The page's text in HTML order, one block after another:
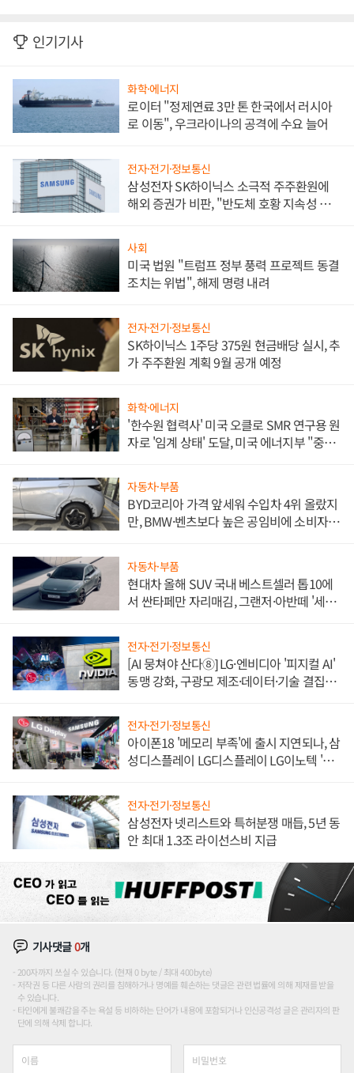
인기기사
화학·에너지
로이터 "정제연료 3만 톤 한국에서 러시아
로 이동", 우크라이나의 공격에 수요 늘어
전자·전기·정보통신
삼성전자 SK하이닉스 소극적 주주환원에
해외 증권가 비판, "반도체 호황 지속성 의
사회
미국 법원 "트럼프 정부 풍력 프로젝트 동결
조치는 위법", 해제 명령 내려
전자·전기·정보통신
SK하이닉스 1주당 375원 현금배당 실시, 추
가 주주환원 계획 9월 공개 예정
화학·에너지
'한수원 협력사' 미국 오클로 SMR 연구용 원
자로 '임계 상태' 도달, 미국 에너지부 "중요
자동차·부품
BYD코리아 가격 앞세워 수입차 4위 올랐지
만, BMW·벤츠보다 높은 공임비에 소비자
자동차·부품
현대차 올해 SUV 국내 베스트셀러 톱10에
서 싼타페만 자리매김, 그랜저·아반떼 '세단
전자·전기·정보통신
[AI 뭉쳐야 산다⑧] LG·엔비디아 '피지컬 AI'
동맹 강화, 구광모 제조·데이터·기술 결집
전자·전기·정보통신
아이폰18 '메모리 부족'에 출시 지연되나, 삼
성디스플레이 LG디스플레이 LG이노텍 '탈
전자·전기·정보통신
삼성전자 넷리스트와 특허분쟁 매듭, 5년 동
안 최대 1.3조 라이선스비 지급
기사댓글0개
200자까지 쓰실 수 있습니다. (현재 0 byte / 최대 400byte)
저작권 등 다른 사람의 권리를 침해하거나 명예를 훼손하는 댓글은 관련 법률에 의해 제재를 받을
수 있습니다.
타인에게 불쾌감을 주는 욕설 등 비하하는 단어가 내용에 포함되거나 인신공격성 글은 관리자의 판
단에 의해 삭제 합니다.